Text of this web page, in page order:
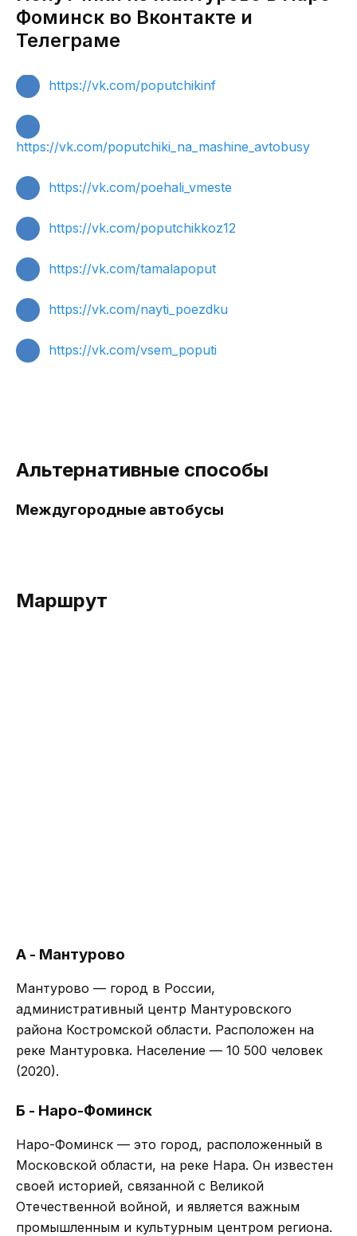
Фоминск во Вконтакте и
Телеграме
https://vk.com/poputchikinf
https://vk.com/poputchiki_na_mashine_avtobusy
https://vk.com/poehali_vmeste
https://vk.com/poputchikkoz12
https://vk.com/tamalapoput
https://vk.com/nayti_poezdku
https://vk.com/vsem_poputi
Альтернативные способы
Междугородные автобусы
Маршрут
А - Мантурово
Мантурово — город в России,
административный центр Мантуровского
района Костромской области. Расположен на
реке Мантуровка. Население — 10 500 человек
(2020).
Б - Наро-Фоминск
Наро-Фоминск — это город, расположенный в
Московской области, на реке Нара. Он известен
своей историей, связанной с Великой
Отечественной войной, и является важным
промышленным и культурным центром региона.